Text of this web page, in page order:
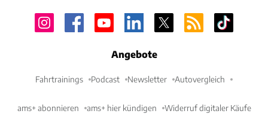
Angebote
Fahrtrainings Podcast Newsletter Autovergleich
ams+ abonnieren ams+ hier kündigen Widerruf digitaler Käufe